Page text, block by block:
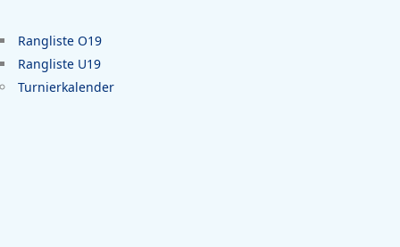
Rangliste O19
Rangliste U19
Turnierkalender